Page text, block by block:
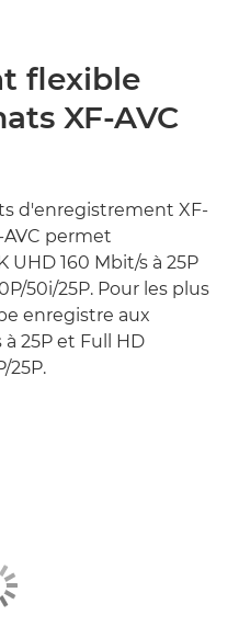
flexible
XF-AVC
d'enregistrement XF-
AVC permet
160 Mbit/s à 25P
50i/25P. Pour les plus
enregistre aux
25P et Full HD
25P.